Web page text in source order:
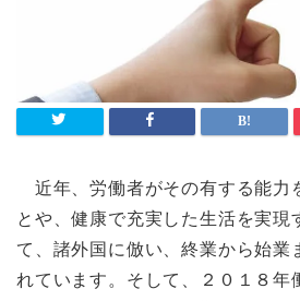
近年、労働者がその有する能力
とや、健康で充実した生活を実現
て、諸外国に倣い、終業から始業
れています。そして、２０１８年